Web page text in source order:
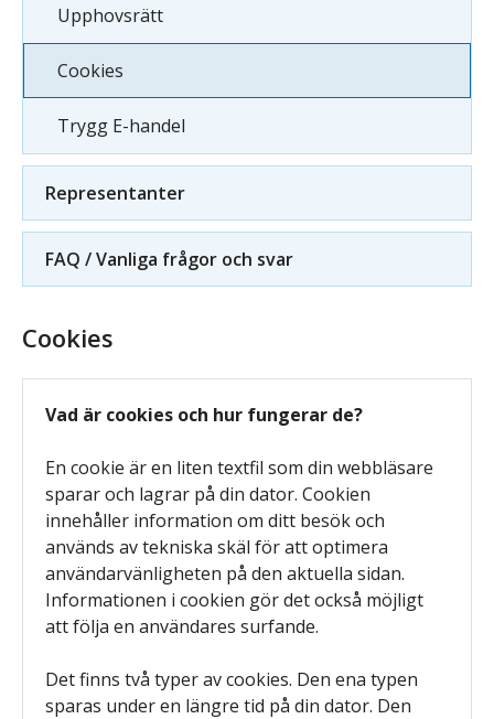
Upphovsrätt
Cookies
Trygg E-handel
Representanter
FAQ / Vanliga frågor och svar
Cookies
Vad är cookies och hur fungerar de?
En cookie är en liten textfil som din webbläsare
sparar och lagrar på din dator. Cookien
innehåller information om ditt besök och
används av tekniska skäl för att optimera
användarvänligheten på den aktuella sidan.
Informationen i cookien gör det också möjligt
att följa en användares surfande.
Det finns två typer av cookies. Den ena typen
sparas under en längre tid på din dator. Den